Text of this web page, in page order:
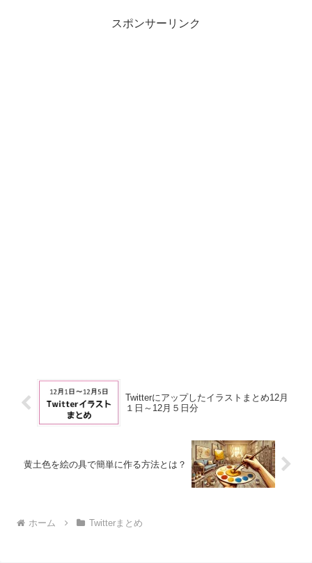
スポンサーリンク
Twitterにアップしたイラストまとめ12月
１日～12月５日分
黄土色を絵の具で簡単に作る方法とは？
ホーム Twitterまとめ